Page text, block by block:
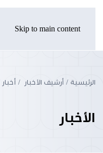
Skip to main content
الرئيسية أرشيف الأخبار أخبار
الأخبار